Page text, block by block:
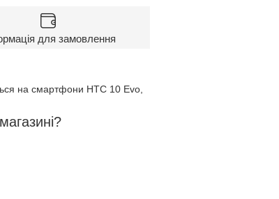
для замовлення
на смартфони HTC 10 Evo,